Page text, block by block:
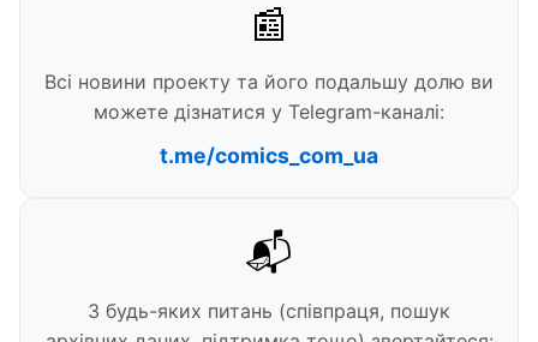
📰
Всі новини проекту та його подальшу долю ви
можете дізнатися у Telegram-каналі:
t.me/comics_com_ua
📬
З будь-яких питань (співпраця, пошук